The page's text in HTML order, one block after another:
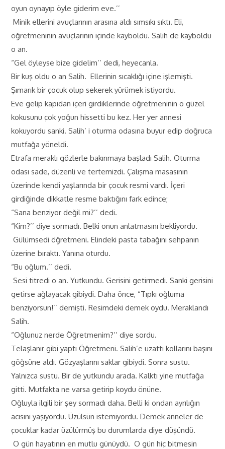
oyun oynayıp öyle giderim eve.’’
Minik ellerini avuçlarının arasına aldı sımsıkı sıktı. Eli,
öğretmeninin avuçlarının içinde kayboldu. Salih de kayboldu
o an.
“Gel öyleyse bize gidelim’’ dedi, heyecanla.
Bir kuş oldu o an Salih. Ellerinin sıcaklığı içine işlemişti.
Şımarık bir çocuk olup sekerek yürümek istiyordu.
Eve gelip kapıdan içeri girdiklerinde öğretmeninin o güzel
kokusunu çok yoğun hissetti bu kez. Her yer annesi
kokuyordu sanki. Salih’ i oturma odasına buyur edip doğruca
mutfağa yöneldi.
Etrafa meraklı gözlerle bakınmaya başladı Salih. Oturma
odası sade, düzenli ve tertemizdi. Çalışma masasının
üzerinde kendi yaşlarında bir çocuk resmi vardı. İçeri
girdiğinde dikkatle resme baktığını fark edince;
“Sana benziyor değil mi?’’ dedi.
“Kim?’’ diye sormadı. Belki onun anlatmasını bekliyordu.
Gülümsedi öğretmeni. Elindeki pasta tabağını sehpanın
üzerine bıraktı. Yanına oturdu.
“Bu oğlum.’’ dedi.
Sesi titredi o an. Yutkundu. Gerisini getirmedi. Sanki gerisini
getirse ağlayacak gibiydi. Daha önce, “Tıpkı oğluma
benziyorsun!’’ demişti. Resimdeki demek oydu. Meraklandı
Salih.
“Oğlunuz nerde Öğretmenim?’’ diye sordu.
Telaşlanır gibi yaptı Öğretmeni. Salih’e uzattı kollarını başını
göğsüne aldı. Gözyaşlarını saklar gibiydi. Sonra sustu.
Yalnızca sustu. Bir de yutkundu arada. Kalktı yine mutfağa
gitti. Mutfakta ne varsa getirip koydu önüne.
Oğluyla ilgili bir şey sormadı daha. Belli ki ondan ayrılığın
acısını yaşıyordu. Üzülsün istemiyordu. Demek anneler de
çocuklar kadar üzülürmüş bu durumlarda diye düşündü.
O gün hayatının en mutlu günüydü. O gün hiç bitmesin